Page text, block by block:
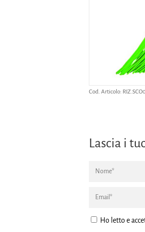
Cod. Articolo:
Lascia i
Ho letto e